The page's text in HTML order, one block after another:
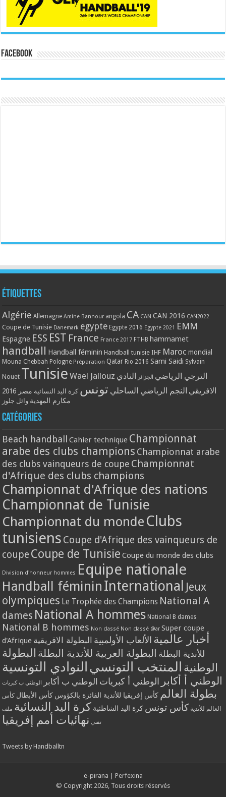
Facebook
Étiquettes
Algérie Allemagne Amine Bannour angola CA CAN CAN 2016 CAN2022
Coupe de Tunisie Danemark egypte Egypte 2016 Egypte 2021 EMM
Espagne ESS EST France France 2017 FTHB hammamet
handball Handball féminin Handball tunisie IHF Maroc mondial
Mouna Chebbah Pologne Préparation Qatar Rio 2016 Sami Saidi Sylvain
Nouet Tunisie Wael Jallouz الترجي الرياضي الجزائر النادي
الافريقي النجم الرياضي الساحلي تونس كرة اليد النسائية مصر 2016
مكارم المهدية وائل جلوز
Catégories
Beach handball Cahier technique Championnat
arabe des clubs champions Championnat arabe
des clubs vainqueurs de coupe Championnat
d'Afrique des clubs champions
Championnat d'Afrique des nations
Championnat de Tunisie
Championnat du monde Clubs
tunisiens Coupe d'Afrique des vainqueurs de
coupe Coupe de Tunisie Coupe du monde des clubs
Division d'honneur hommes Equipe nationale
Handball féminin International Jeux
olympiques Le Trophée des Champions National A
dames National A hommes National B dames
National B hommes Non classé Non classé @ar Super coupe
d'Afrique
أخبار عالمية الألعاب الأولمبية البطولة الافريقية
للأندية البطلة البطولة العربية للأندية البطلة البطولة
الوطنية المنتخب التونسي النوادي التونسية
الوطني أ أكابر الوطني أ كبريات الوطني ب أكابر الوطني ب كبريات
بطولة العالم كأس إفريقيا للأندية الفائزة بالكؤوس كأس الأبطال كأس
العالم للأندية كأس تونس كرة اليد الشاطئية كرة اليد النسائية ملف
تقني نهائيات أمم إفريقيا
Tweets by Handballtn
e-pirana
Perfexina
© Copyright 2026, Tous droits réservés